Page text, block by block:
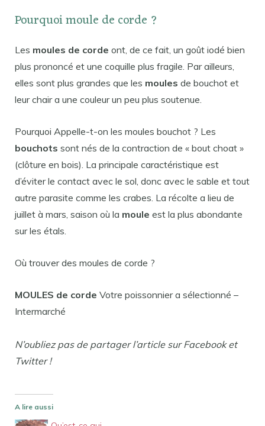
Pourquoi moule de corde ?
Les moules de corde ont, de ce fait, un goût iodé bien
plus prononcé et une coquille plus fragile. Par ailleurs,
elles sont plus grandes que les moules de bouchot et
leur chair a une couleur un peu plus soutenue.
Pourquoi Appelle-t-on les moules bouchot ? Les
bouchots sont nés de la contraction de « bout choat »
(clôture en bois). La principale caractéristique est
d’éviter le contact avec le sol, donc avec le sable et tout
autre parasite comme les crabes. La récolte a lieu de
juillet à mars, saison où la moule est la plus abondante
sur les étals.
Où trouver des moules de corde ?
MOULES de corde Votre poissonnier a sélectionné –
Intermarché
N’oubliez pas de partager l’article sur Facebook et
Twitter !
A lire aussi